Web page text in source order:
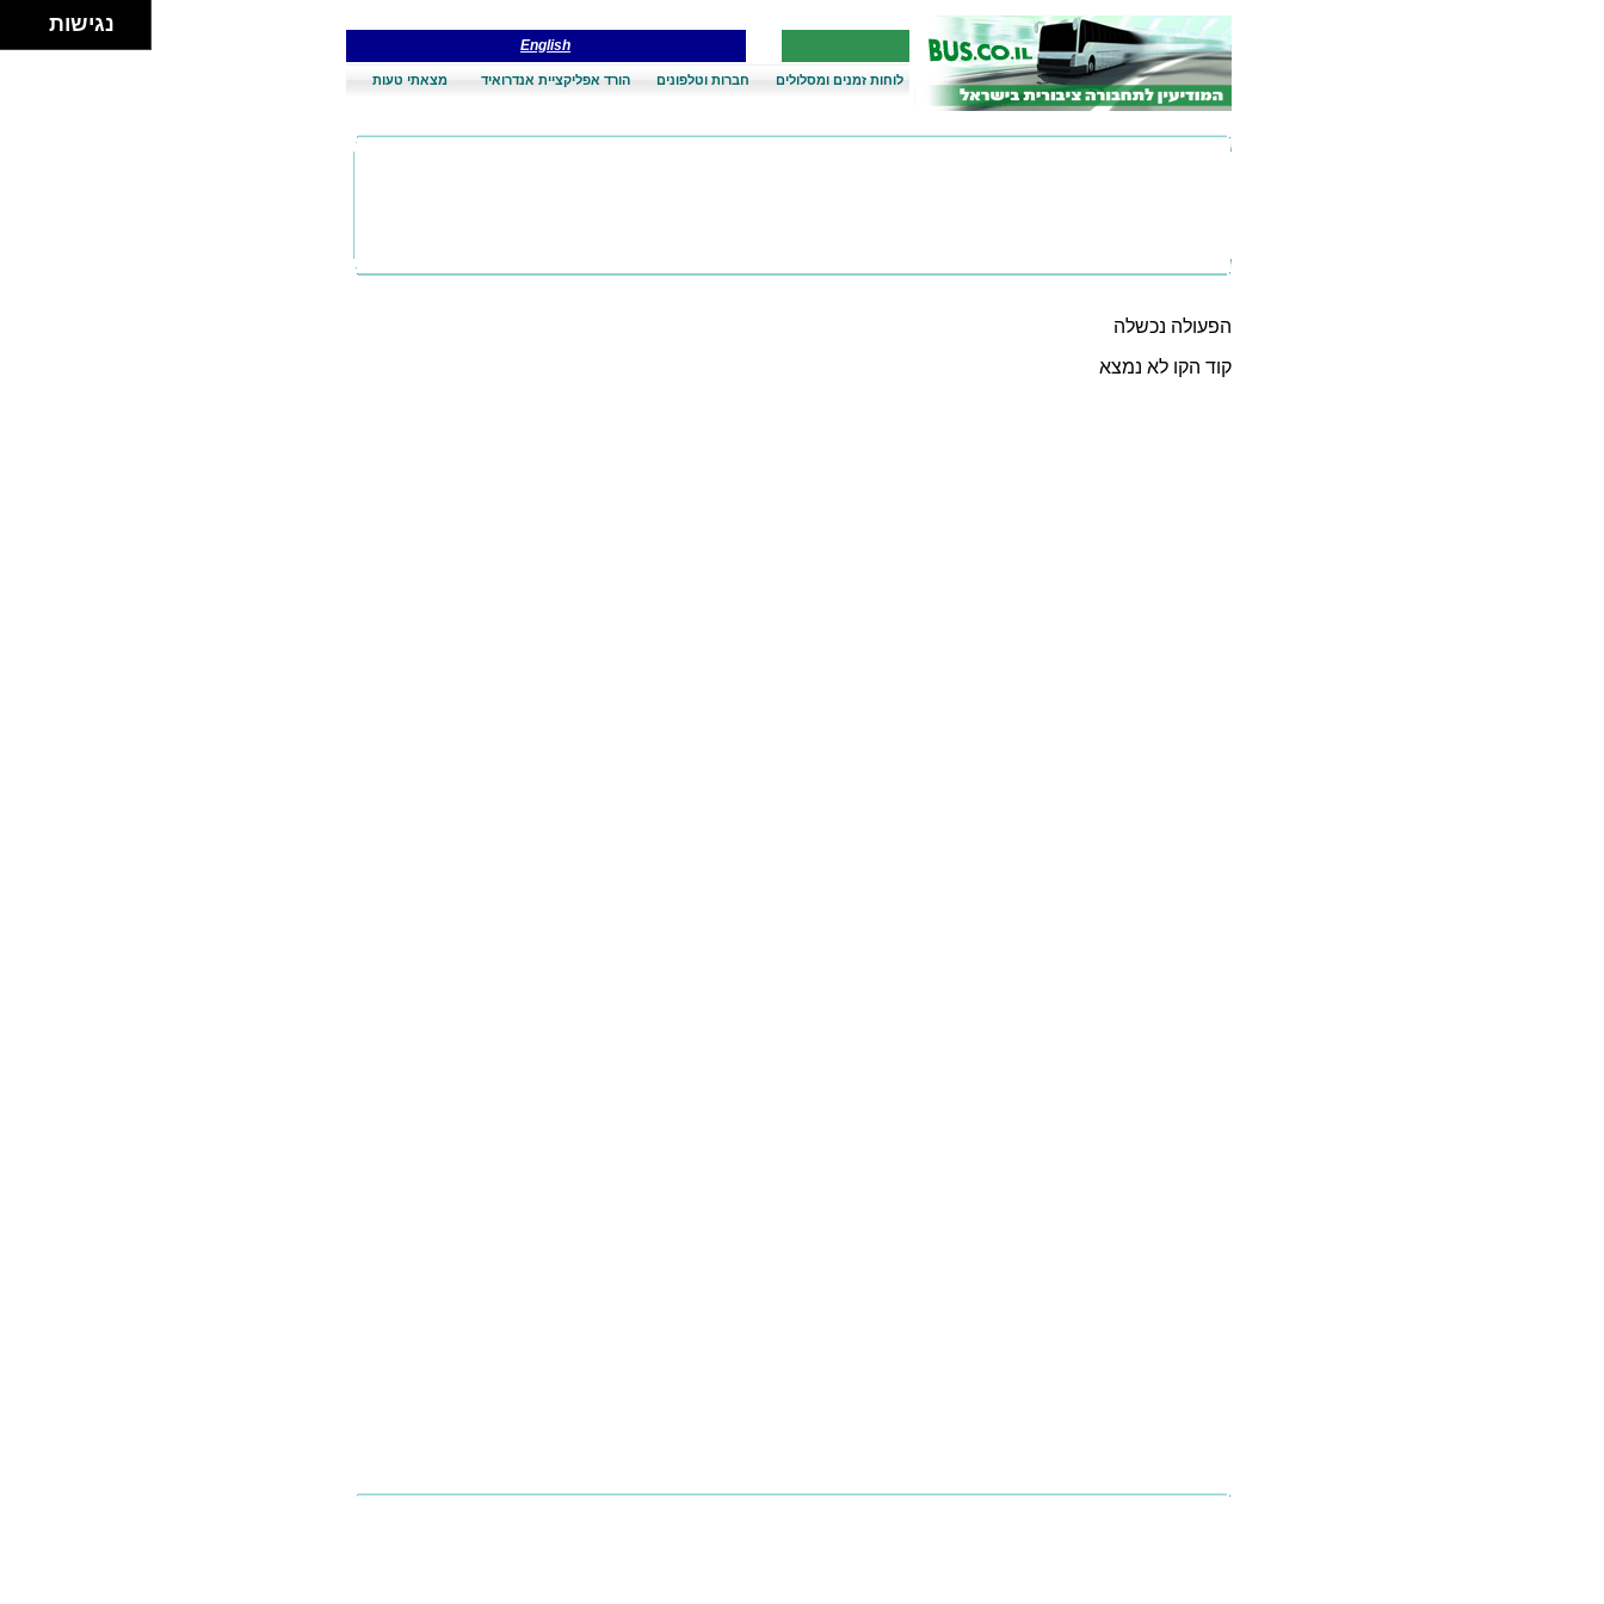
English
לוחות זמנים ומסלולים חברות וטלפונים הורד אפליקציית אנדרואיד מצאתי טעות
הפעולה נכשלה
קוד הקו לא נמצא
נגישות